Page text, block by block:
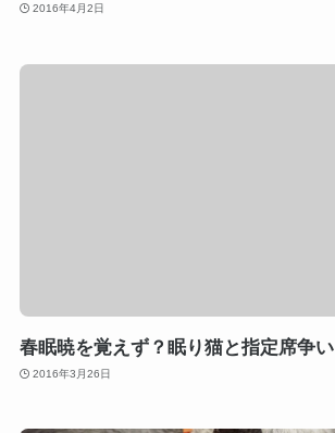
2016年4月2日
春眠暁を覚えず？眠り猫と指定席争い
2016年3月26日